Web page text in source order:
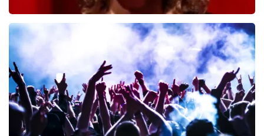
Esther van der Voort
BESTEL NU